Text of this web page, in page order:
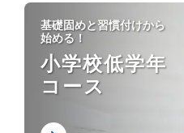
基礎固めと習慣付けから
始める！
小学校低学年
コース